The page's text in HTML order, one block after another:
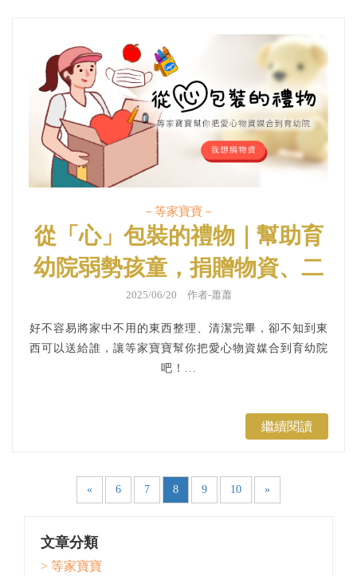
－等家寶寶－
從「心」包裝的禮物｜幫助育
幼院弱勢孩童，捐贈物資、二
手物資、公益資源媒合
2025/06/20 作者-蕭蕭
好不容易將家中不用的東西整理、清潔完畢，卻不知到東
西可以送給誰，讓等家寶寶幫你把愛心物資媒合到育幼院
吧！...
繼續閱讀
« 6 7 8 9 10 »
文章分類
> 等家寶寶